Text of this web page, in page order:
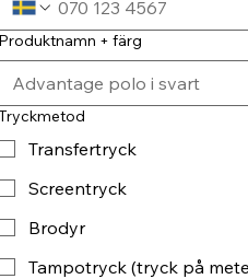
+ färg
Transfertryck
Screentryck
Brodyr
Tampotryck (tryck på